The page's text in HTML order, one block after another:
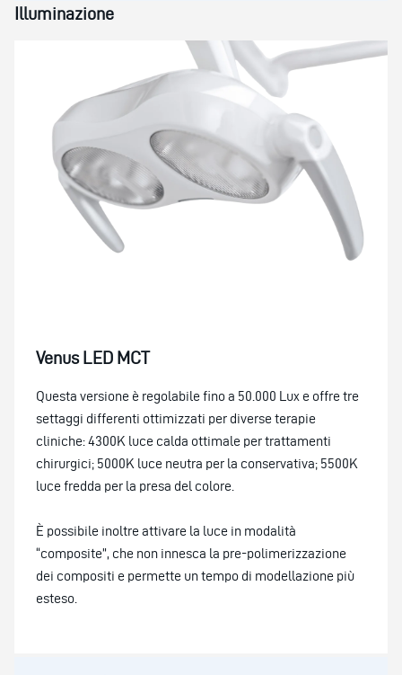
Illuminazione
Venus LED MCT
Questa versione è regolabile fino a 50.000 Lux e offre tre
settaggi differenti ottimizzati per diverse terapie
cliniche: 4300K luce calda ottimale per trattamenti
chirurgici; 5000K luce neutra per la conservativa; 5500K
luce fredda per la presa del colore.
È possibile inoltre attivare la luce in modalità
“composite”, che non innesca la pre-polimerizzazione
dei compositi e permette un tempo di modellazione più
esteso.